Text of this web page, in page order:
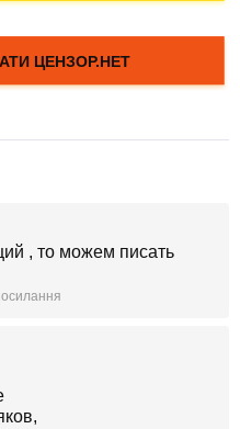
, то можем писать